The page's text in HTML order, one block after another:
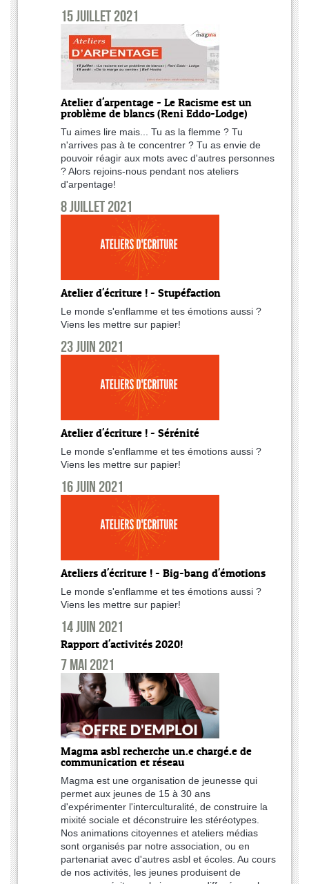
15 juillet 2021
Atelier d'arpentage - Le Racisme est un
problème de blancs (Reni Eddo-Lodge)
Tu aimes lire mais... Tu as la flemme ? Tu
n'arrives pas à te concentrer ? Tu as envie de
pouvoir réagir aux mots avec d'autres personnes
? Alors rejoins-nous pendant nos ateliers
d'arpentage!
8 juillet 2021
Atelier d'écriture ! - Stupéfaction
Le monde s'enflamme et tes émotions aussi ?
Viens les mettre sur papier!
23 juin 2021
Atelier d'écriture ! - Sérénité
Le monde s'enflamme et tes émotions aussi ?
Viens les mettre sur papier!
16 juin 2021
Ateliers d'écriture ! - Big-bang d'émotions
Le monde s'enflamme et tes émotions aussi ?
Viens les mettre sur papier!
14 juin 2021
Rapport d'activités 2020!
7 mai 2021
Magma asbl recherche un.e chargé.e de
communication et réseau
Magma est une organisation de jeunesse qui
permet aux jeunes de 15 à 30 ans
d'expérimenter l'interculturalité, de construire la
mixité sociale et déconstruire les stéréotypes.
Nos animations citoyennes et ateliers médias
sont organisés par notre association, ou en
partenariat avec d'autres asbl et écoles. Au cours
de nos activités, les jeunes produisent de